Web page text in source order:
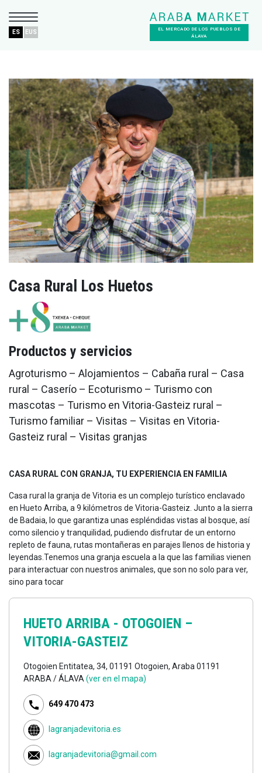
EL MERCADO DE LOS PUEBLOS DE
ÁLAVA
ES EUS
Casa Rural Los Huetos
Productos y servicios
Agroturismo – Alojamientos – Cabaña rural – Casa
rural – Caserío – Ecoturismo – Turismo con
mascotas – Turismo en Vitoria-Gasteiz rural –
Turismo familiar – Visitas – Visitas en Vitoria-
Gasteiz rural – Visitas granjas
CASA RURAL CON GRANJA, TU EXPERIENCIA EN FAMILIA
Casa rural la granja de Vitoria es un complejo turístico enclavado
en Hueto Arriba, a 9 kilómetros de Vitoria-Gasteiz. Junto a la sierra
de Badaia, lo que garantiza unas espléndidas vistas al bosque, así
como silencio y tranquilidad, pudiendo disfrutar de un entorno
repleto de fauna, rutas montañeras en parajes llenos de historia y
leyendas.Tenemos una granja escuela a la que las familias vienen
para interactuar con nuestros animales, que son no solo para ver,
sino para tocar
HUETO ARRIBA - OTOGOIEN –
VITORIA-GASTEIZ
Otogoien Entitatea, 34, 01191 Otogoien, Araba 01191
ARABA / ÁLAVA(ver en el mapa)
649 470 473
lagranjadevitoria.es
lagranjadevitoria@gmail.com